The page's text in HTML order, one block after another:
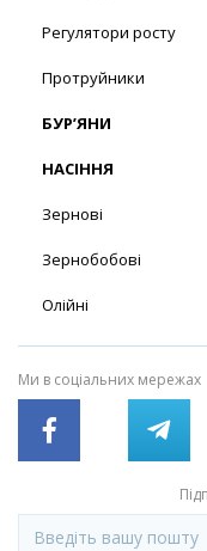
Регулятори росту
Протруйники
БУР’ЯНИ
НАСІННЯ
Зернові
Зернобобові
Олійні
Ми в соціальних мережах